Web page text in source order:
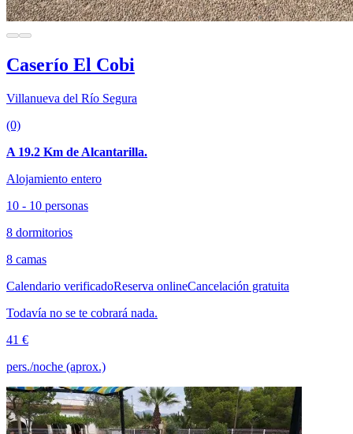
Caserío El Cobi
Villanueva del Río Segura
(0)
A 19.2 Km de Alcantarilla.
Alojamiento entero
10 - 10 personas
8 dormitorios
8 camas
Calendario verificadoReserva onlineCancelación gratuita
Todavía no se te cobrará nada.
41 €
pers./noche (aprox.)